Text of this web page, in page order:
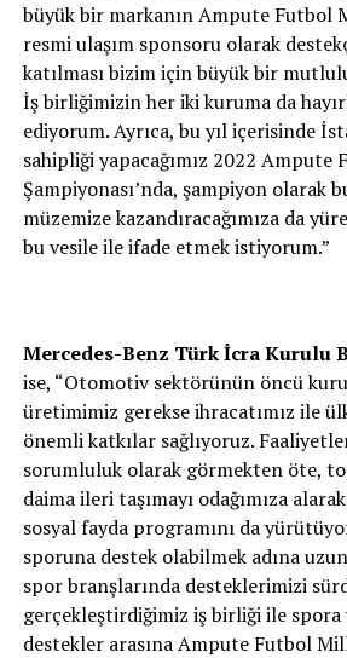
büyük bir markanın Ampute Futbol
resmi ulaşım sponsoru olarak
katılması bizim için büyük bir
İş birliğimizin her iki kuruma da
ediyorum. Ayrıca, bu yıl içerisinde
sahipliği yapacağımız 2022 Ampute
Şampiyonası’nda, şampiyon olarak
müzemize kazandıracağımıza da
bu vesile ile ifade etmek istiyorum.”
Mercedes-Benz Türk İcra Kurulu
ise, “Otomotiv sektörünün öncü
üretimimiz gerekse ihracatımız ile
önemli katkılar sağlıyoruz.
sorumluluk olarak görmekten öte,
daima ileri taşımayı odağımıza
sosyal fayda programını da
sporuna destek olabilmek adına
spor branşlarında desteklerimizi
gerçekleştirdiğimiz iş birliği ile spora
destekler arasına Ampute Futbol